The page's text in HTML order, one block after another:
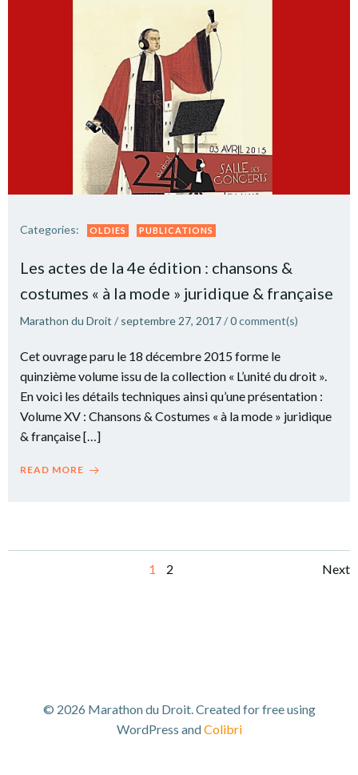
Categories: OLDIES PUBLICATIONS
Les actes de la 4e édition : chansons &
costumes « à la mode » juridique & française
Marathon du Droit / septembre 27, 2017/0comment(s)
Cet ouvrage paru le 18 décembre 2015 forme le
quinzième volume issu de la collection « L’unité du droit ».
En voici les détails techniques ainsi qu’une présentation :
Volume XV : Chansons & Costumes « à la mode » juridique
& française […]
READ MORE
Page
1 Page
2 Next
© 2026 Marathon du Droit. Created for free using
WordPress andColibri